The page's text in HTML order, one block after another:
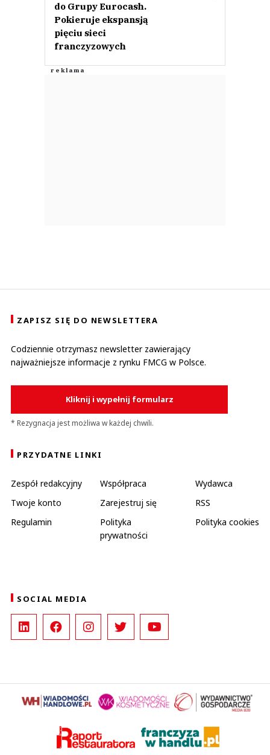
do Grupy Eurocash.
Pokieruje ekspansją
pięciu sieci
franczyzowych
ZAPISZ SIĘ DO NEWSLETTERA
Codziennie otrzymasz newsletter zawierający
najważniejsze informacje z rynku FMCG w Polsce.
Kliknij i wypełnij formularz
* Rezygnacja jest możliwa w każdej chwili.
PRZYDATNE LINKI
Zespół redakcyjny Współpraca
Wydawca
Twoje konto
Zarejestruj się
RSS
Regulamin
Polityka
prywatności
Polityka cookies
SOCIAL MEDIA